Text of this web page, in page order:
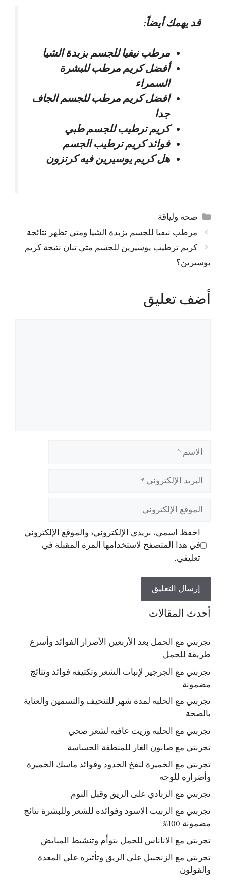
قد يهمك أيضاً:
مرطب نيفيا للجسم بزبدة الشيا
أفضل كريم مرطب للبشرة
السمراء
افضل كريم مرطب للجسم الجاف
جدا
كريم ترطيب للجسم طبي
فوائد كريم ترطيب الجسم
هل كريم يوسيرين فيه كرتزون
التصنيفات
صحة ولياقة
مرطب نيفيا للجسم بزبدة الشيا ومتي تظهر نتائجة
كريم ترطيب يوسيرين للجسم متى تبان نتيجة كريم
يوسيرين؟
أضف تعليق
الاسم
البريد
الإلكتروني
الموقع
الإلكتروني
احفظ اسمي، بريدي الإلكتروني، والموقع الإلكتروني
في هذا المتصفح لاستخدامها المرة المقبلة في
تعليقي.
أحدث المقالات
تجربتي مع الحمل بعد الأربعين الأضرار الفوائد وأسرع
طريقة للحمل
تجربتي مع الجرجير لإنبات الشعر وتكثيفه فوائد ونتائج
مضمونة
تجربتي مع الحلبة لمدة شهر للتنحيف والتسمين والعناية
بالصحة
تجربتي مع الحلبه وزيت عافيه لشعر صحي
تجربتي مع صابون الغار للمنطقة الحساسة
تجربتي مع الخميرة لنفخ الخدود وفوائد ماسك الخميرة
وأضراره للوجه
تجربتي مع الزبادي على الريق وقبل النوم
تجربتي مع الزبيب الاسود وفوائده للشعر وللبشرة نتائج
مضمونة 100%
تجربتي مع الاناناس للحمل بتوأم وتنشيط المبايض
تجربتي مع الزنجبيل على الريق وتأثيره على المعدة
والقولون